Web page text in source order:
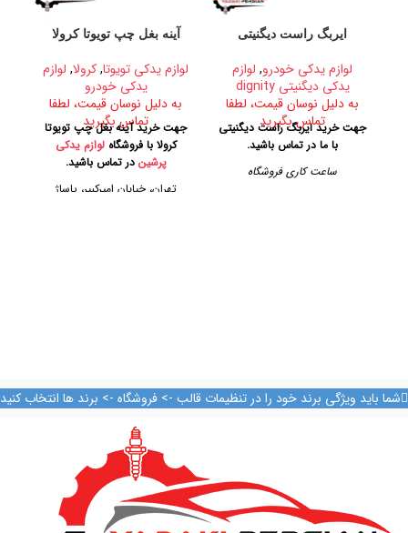
ایربگ راست دیگنیتی
لوازم یدکی خودرو, لوازم
یدکی دیگنیتی dignity
به دلیل نوسان قیمت، لطفا
تماس بگیرید
جهت خرید ایربگ راست دیگنیتی
با ما در تماس باشید.
ساعت کاری فروشگاه
09124847876
آینه بغل چپ تویوتا کرولا
لوازم یدکی تویوتا,کرولا, لوازم
یدکی خودرو
به دلیل نوسان قیمت، لطفا
تماس بگیرید
جهت خرید آینه بغل چپ تویوتا
کرولا با فروشگاهلوازم یدکی
پرشین در تماس باشید.
تهران، خیابان امیرکبیر، پاساژ
شما باید ویژگی برند خود را در تنظیمات قالب -> فروشگاه -> برند ها انتخاب کنید